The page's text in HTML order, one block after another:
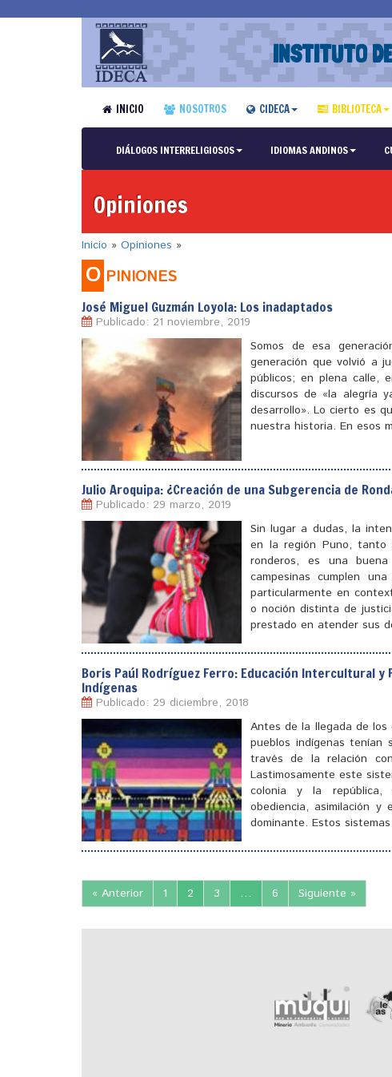
INSTITUTO
INICIO NOSOTROS CIDECA BIBLIOTECA
DIÁLOGOS INTERRELIGIOSOS IDIOMAS ANDINOS
Opiniones
Inicio » Opiniones »
O PINIONES
José Miguel Guzmán Loyola: Los inadaptados
Publicado: 21 noviembre, 2019
[ ]
Somos de esa
generación que volvió a
públicos; en plena calle,
discursos de «la alegría
desarrollo». Lo cierto es
nuestra historia. En esos
Julio Aroquipa: ¿Creación de una Subgerencia de
Publicado: 29 marzo, 2019
[ ]
Sin lugar a dudas, la
en la región Puno,
ronderos, es una
campesinas cumplen
particularmente en
o noción distinta de
prestado en atender sus
Boris Paúl Rodríguez Ferro: Educación Intercultural
Indígenas
Publicado: 29 diciembre, 2018
]
Antes de la llegada de
pueblos indígenas tenían
través de la relación
Lastimosamente este
colonia y la república,
obediencia, asimilación
dominante. Estos
« Anterior 1 2 3 … 6 Siguiente »